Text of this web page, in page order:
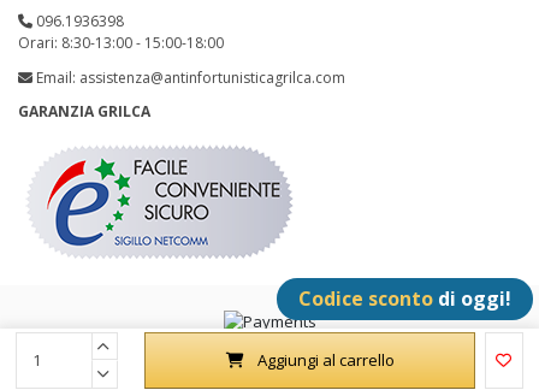
Aggiungi al carrello
096.1936398
Orari: 8:30-13:00 - 15:00-18:00
Email: assistenza@antinfortunisticagrilca.com
GARANZIA GRILCA
Grilca SRL - P.IVA: IT02342180797 - All Rights Reserved
Codice sconto di oggi!